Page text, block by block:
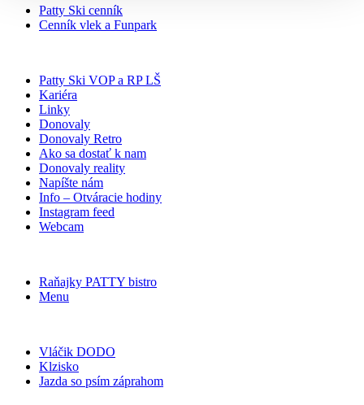
Patty Ski cenník
Cenník vlek a Funpark
Patty Ski VOP a RP LŠ
Kariéra
Linky
Donovaly
Donovaly Retro
Ako sa dostať k nam
Donovaly reality
Napíšte nám
Info – Otváracie hodiny
Instagram feed
Webcam
Raňajky PATTY bistro
Menu
Vláčik DODO
Klzisko
Jazda so psím záprahom